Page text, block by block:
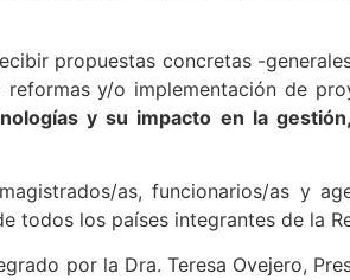
propuestas concretas -
y/o implementación de
y su impacto en la
as, funcionarios/as y
todos los países integrantes de la
por la Dra. Teresa Ovejero,